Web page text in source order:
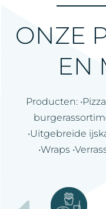
ONZE
EN
Producten:
•Uitgebreide
•Wraps